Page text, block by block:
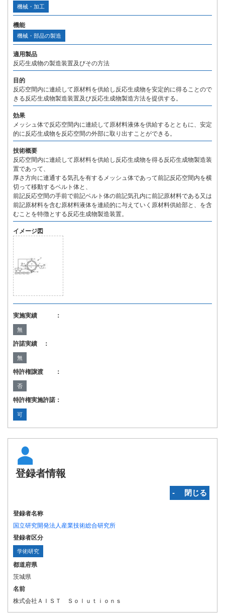
機械・加工
機能
機械・部品の製造
適用製品
反応生成物の製造装置及びその方法
目的
反応空間内に連続して原材料を供給し反応生成物を安定的に得ることので
きる反応生成物製造装置及び反応生成物製造方法を提供する。
効果
メッシュ体で反応空間内に連続して原材料液体を供給するとともに、安定
的に反応生成物を反応空間の外部に取り出すことができる。
技術概要
反応空間内に連続して原材料を供給し反応生成物を得る反応生成物製造装
置であって、
厚さ方向に連通する気孔を有するメッシュ体であって前記反応空間内を横
切って移動するベルト体と、
前記反応空間の手前で前記ベルト体の前記気孔内に前記原材料である又は
前記原材料を含む原材料液体を連続的に与えていく原材料供給部と、を含
むことを特徴とする反応生成物製造装置。
イメージ図
実施実績 ：
無
許諾実績 ：
無
特許権譲渡 ：
否
特許権実施許諾：
可
登録者情報
‐ 閉じる
登録者名称
国立研究開発法人産業技術総合研究所
登録者区分
学術研究
都道府県
茨城県
名前
株式会社ＡＩＳＴ Ｓｏｌｕｔｉｏｎｓ